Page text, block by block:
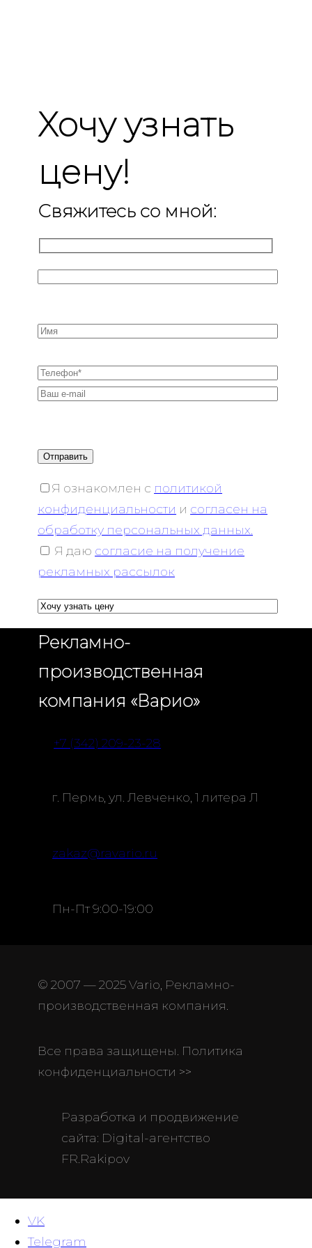
Хочу узнать
цену!
Свяжитесь со мной:
Я ознакомлен с политикой
конфиденциальности и согласен на
обработку персональных данных.
Я даю согласие на получение
рекламных рассылок
Рекламно-
производственная
компания «Варио»
+7 (342) 209-23-28
г. Пермь, ул. Левченко, 1 литера Л
zakaz@ravario.ru
Пн-Пт 9:00-19:00
© 2007 — 2025 Vario, Рекламно-
производственная компания.
Все права защищены. Политика
конфиденциальности >>
Разработка и продвижение
сайта: Digital-агентство
FR.Rakipov
VK
Telegram